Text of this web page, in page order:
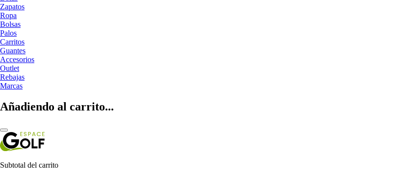
Zapatos
Ropa
Bolsas
Palos
Carritos
Guantes
Accesorios
Outlet
Rebajas
Marcas
Añadiendo al carrito...
Subtotal del carrito